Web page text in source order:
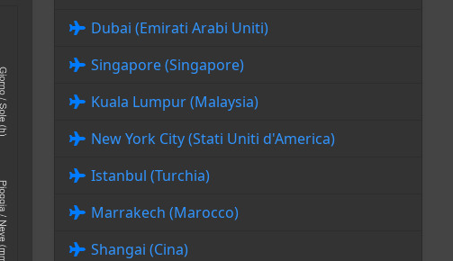
Dubai (Emirati Arabi Uniti)
Singapore (Singapore)
Kuala Lumpur (Malaysia)
New York City (Stati Uniti d'America)
Istanbul (Turchia)
Marrakech (Marocco)
Shangai (Cina)